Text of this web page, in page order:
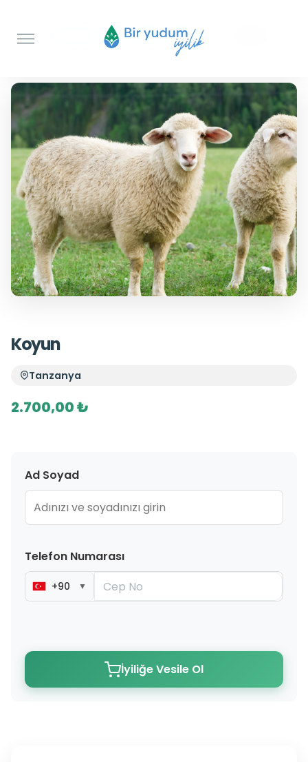
Şükür Kurbanı
Koyun
Tanzanya
2.700,00 ₺
Ad Soyad
Telefon Numarası
+90 ▼
İyiliğe Vesile Ol